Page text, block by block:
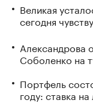
Великая
сегодня
Александрова
Соболенко на
Портфель
году: ставка